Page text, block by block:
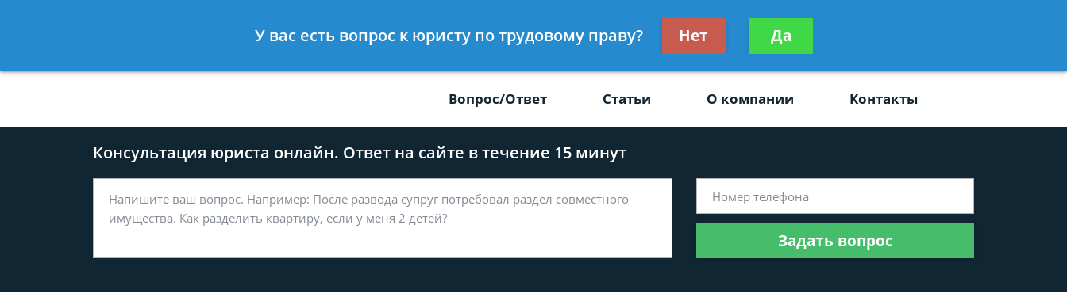
8 812 509-27-47
Получите консультацию
бесплатно
Вопрос/Ответ Статьи О компании Контакты
Консультация юриста онлайн. Ответ на сайте в течение 15 минут
Задать вопрос
У вас есть вопрос к юристу по трудовому праву? Нет Да